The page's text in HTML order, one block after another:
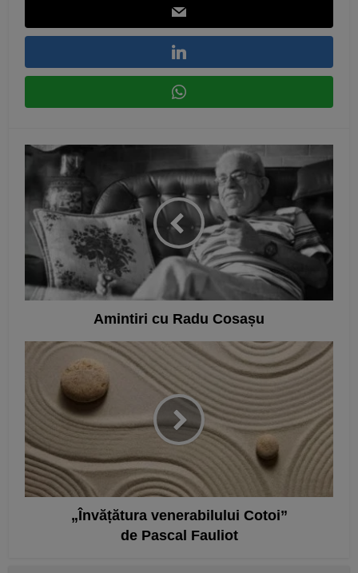
Amintiri cu Radu Cosașu
„Învățătura venerabilului Cotoi”
de Pascal Fauliot